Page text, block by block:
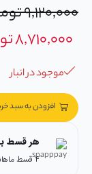
۹,۱۲۰,۰۰۰
۸,۷۱۰,۰۰۰
موجود در انبار
افزودن به سبد
هر قسط
۴ قسط ماهانه. بدون سود، چک و ضامن.